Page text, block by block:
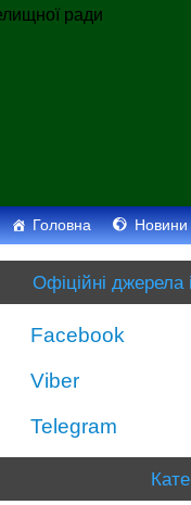
Головна Новини
Офіційні джерела
Facebook
Viber
Telegram